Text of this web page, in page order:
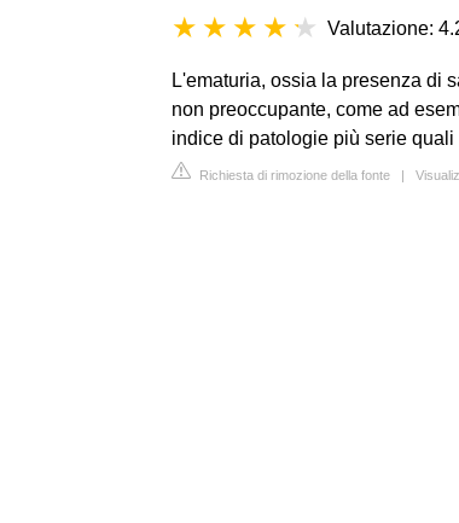
Valutazione:
L'ematuria, ossia la presenza di
non preoccupante, come ad
indice di patologie più serie
Richiesta di rimozione della fonte |